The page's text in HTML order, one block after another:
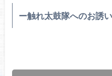
ー触れ太鼓隊へのお誘